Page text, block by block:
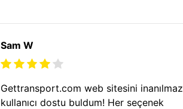
Sam W
Gettransport.com web sitesini inanılmaz
kullanıcı dostu buldum! Her seçenek